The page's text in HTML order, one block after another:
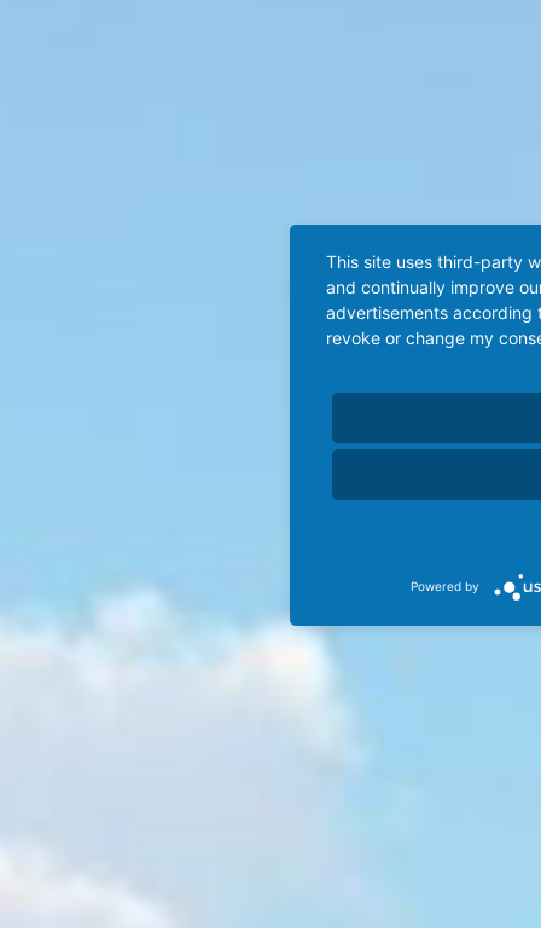
This site uses third-party
and continually improve
advertisements according
revoke or change my
Powered by